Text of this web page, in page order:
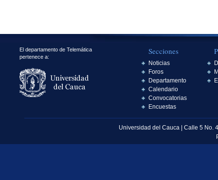
El departamento de Telemática
pertenece a:
Secciones
Noticias
Foros
Departamento
Calendario
Convocatorias
Encuestas
Universidad del Cauca | Calle 5 No.